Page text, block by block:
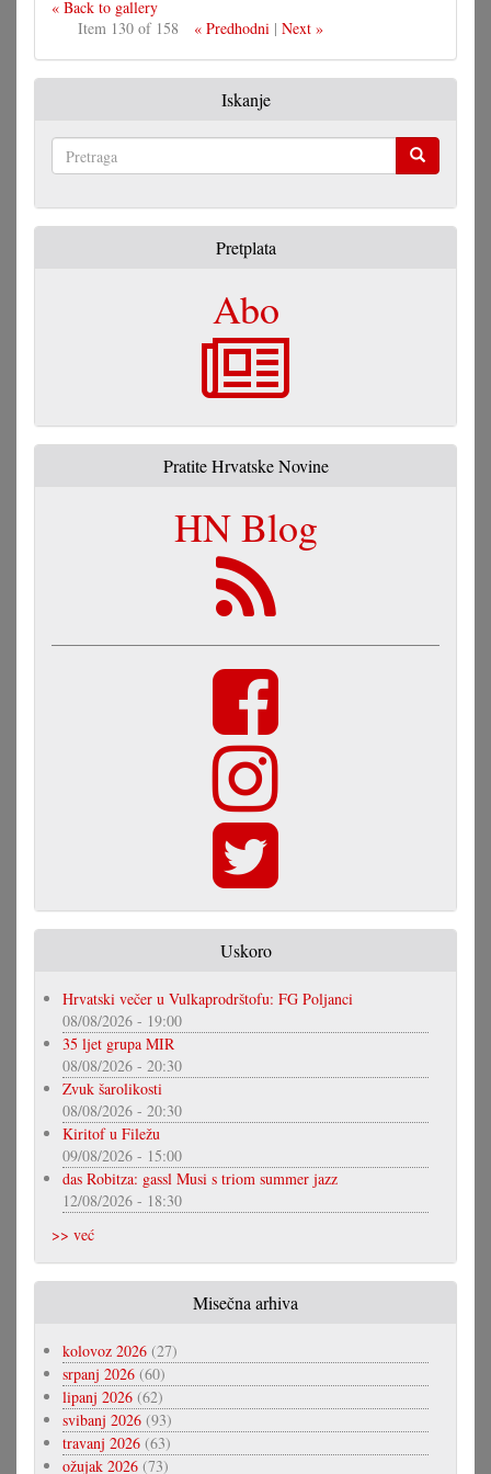
« Back to gallery
Item 130 of 158
« Predhodni| Next »
Iskanje
Pretplata
Abo
Pratite Hrvatske Novine
HN Blog
Uskoro
Hrvatski večer u Vulkaprodrštofu: FG Poljanci
08/08/2026 - 19:00
35 ljet grupa MIR
08/08/2026 - 20:30
Zvuk šarolikosti
08/08/2026 - 20:30
Kiritof u Filežu
09/08/2026 - 15:00
das Robitza: gassl Musi s triom summer jazz
12/08/2026 - 18:30
>> već
Misečna arhiva
kolovoz 2026 (27)
srpanj 2026 (60)
lipanj 2026 (62)
svibanj 2026 (93)
travanj 2026 (63)
ožujak 2026 (73)